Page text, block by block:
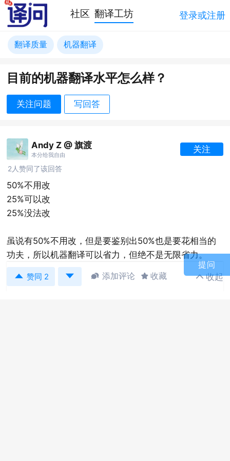
提问
社区 翻译工坊 登录或注册
翻译质量 机器翻译
目前的机器翻译水平怎么样？
关注问题 写回答
Andy Z @ 旗渡
本分给我自由
关注
2人赞同了该回答
50%不用改
25%可以改
25%没法改
虽说有50%不用改，但是要鉴别出50%也是要花相当的
功夫，所以机器翻译可以省力，但绝不是无限省力。
 赞同 2   添加评论  收藏 收起